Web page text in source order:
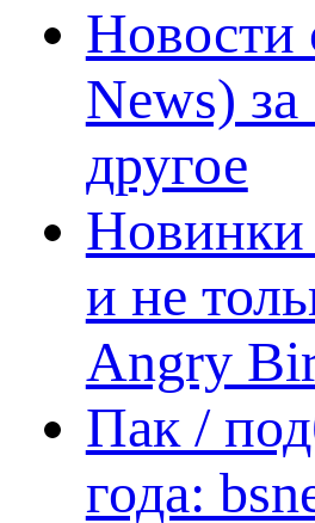
Новости
News)
другое
Новинки
и не
Angry
Пак /
года: